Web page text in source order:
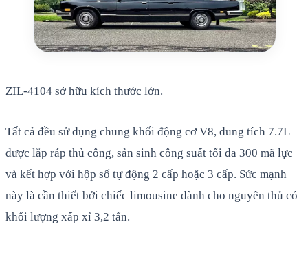
ZIL-4104 sở hữu kích thước lớn.
Tất cả đều sử dụng chung khối động cơ V8, dung tích 7.7L
được lắp ráp thủ công, sản sinh công suất tối đa 300 mã lực
và kết hợp với hộp số tự động 2 cấp hoặc 3 cấp. Sức mạnh
này là cần thiết bởi chiếc limousine dành cho nguyên thủ có
khối lượng xấp xỉ 3,2 tấn.